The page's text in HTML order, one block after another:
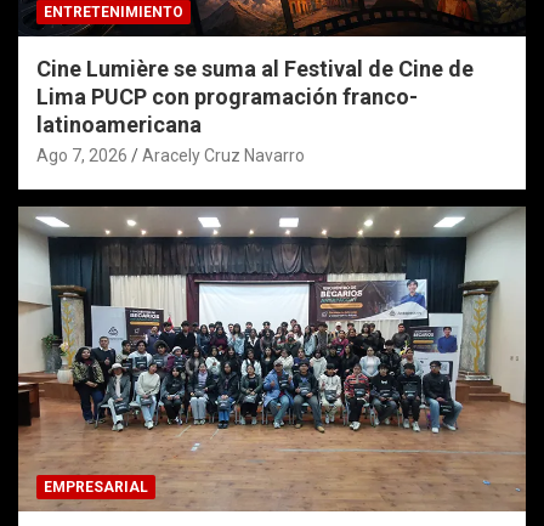
ENTRETENIMIENTO
Cine Lumière se suma al Festival de Cine de
Lima PUCP con programación franco-
latinoamericana
Ago 7, 2026 Aracely Cruz Navarro
EMPRESARIAL